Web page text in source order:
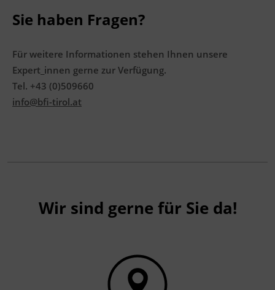
Sie haben Fragen?
Für weitere Informationen stehen Ihnen unsere
Expert_innen gerne zur Verfügung.
Tel. +43 (0)509660
info@bfi-tirol.at
Wir sind gerne für Sie da!